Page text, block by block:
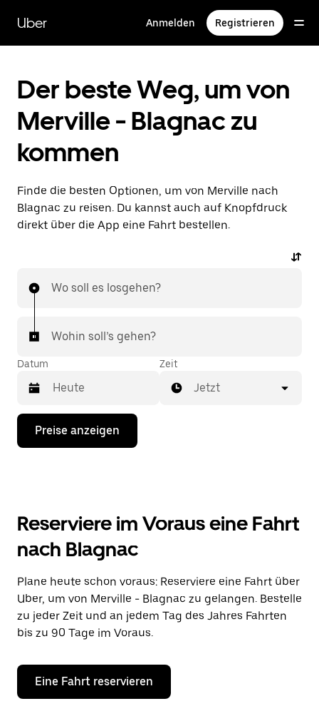
zum
Hauptinhalt
Uber Anmelden Registrieren
Der beste Weg, um von
Merville - Blagnac zu
kommen
Finde die besten Optionen, um von Merville nach
Blagnac zu reisen. Du kannst auch auf Knopfdruck
direkt über die App eine Fahrt bestellen.
Wo soll es losgehen?
Wohin soll’s gehen?
Datum
Drücke
Nach-
Kalender
interagieren
ein
Datum
auszuwählen.
Drücke
die
Escape-
um
den
Kalender
Zeit
Jetzt
Preise anzeigen
Reserviere im Voraus eine Fahrt
nach Blagnac
Plane heute schon voraus: Reserviere eine Fahrt über
Uber, um von Merville - Blagnac zu gelangen. Bestelle
zu jeder Zeit und an jedem Tag des Jahres Fahrten
bis zu 90 Tage im Voraus.
Eine Fahrt reservieren